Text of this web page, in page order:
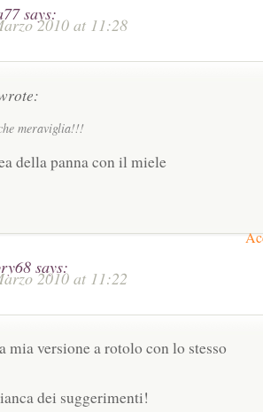
says:
2010 at 11:28
meraviglia!!!
della panna con il miele
says:
2010 at 11:22
mia versione a rotolo con lo stesso
dei suggerimenti!